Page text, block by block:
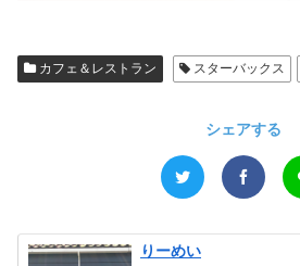
カフェ＆レストラン スターバックス
シェアする
りーめい